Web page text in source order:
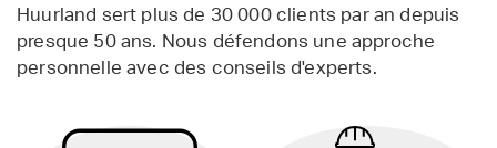
Huurland sert plus de 30 000 clients par an depuis
presque 50 ans. Nous défendons une approche
personnelle avec des conseils d'experts.